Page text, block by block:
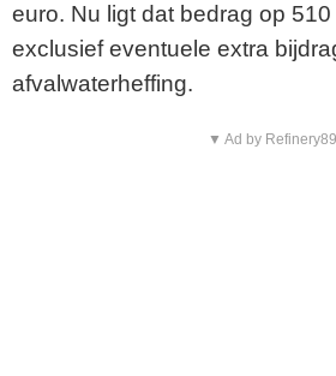
euro. Nu ligt dat bedrag op
exclusief eventuele extra
afvalwaterheffing.
▼ Ad by Refinery89